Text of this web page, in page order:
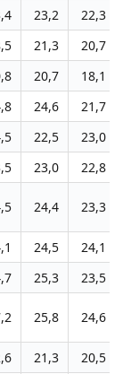
23,2 22,3
21,3 20,7
20,7 18,1
24,6 21,7
22,5 23,0
23,0 22,8
24,4 23,3
24,5 24,1
25,3 23,5
25,8 24,6
21,3 20,5